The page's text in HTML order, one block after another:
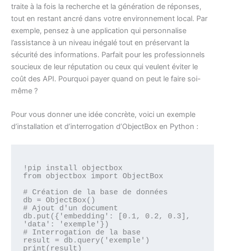
traite à la fois la recherche et la génération de réponses,
tout en restant ancré dans votre environnement local. Par
exemple, pensez à une application qui personnalise
l’assistance à un niveau inégalé tout en préservant la
sécurité des informations. Parfait pour les professionnels
soucieux de leur réputation ou ceux qui veulent éviter le
coût des API. Pourquoi payer quand on peut le faire soi-
même ?
Pour vous donner une idée concrète, voici un exemple
d’installation et d’interrogation d’ObjectBox en Python :
!pip install objectbox
from objectbox import ObjectBox
# Création de la base de données
db = ObjectBox()
# Ajout d'un document
db.put({'embedding': [0.1, 0.2, 0.3],
'data': 'exemple'})
# Interrogation de la base
result = db.query('exemple')